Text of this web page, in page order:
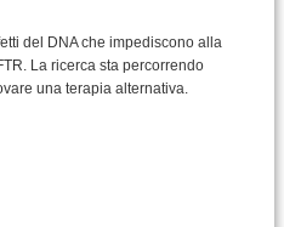
del DNA che impediscono alla
La ricerca sta percorrendo
una terapia alternativa.